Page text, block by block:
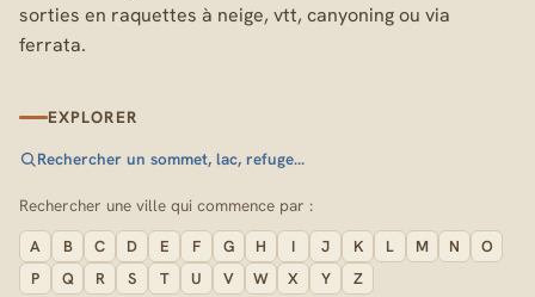
sorties en raquettes à neige, vtt, canyoning ou via
ferrata.
EXPLORER
Rechercher un sommet, lac, refuge…
Rechercher une ville qui commence par :
A B C D E F G H I J K L M N
O
P
Q R S T U V W X Y Z